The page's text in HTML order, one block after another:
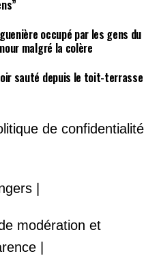
occupé par les gens du
malgré la colère
sauté depuis le toit-terrasse
de confidentialité
|
modération et
|